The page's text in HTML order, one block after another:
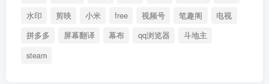
水印
剪映 小米 free 视频号 笔趣阁
电视
拼多多
屏幕翻译 幕布 qq浏览器
斗地主
steam